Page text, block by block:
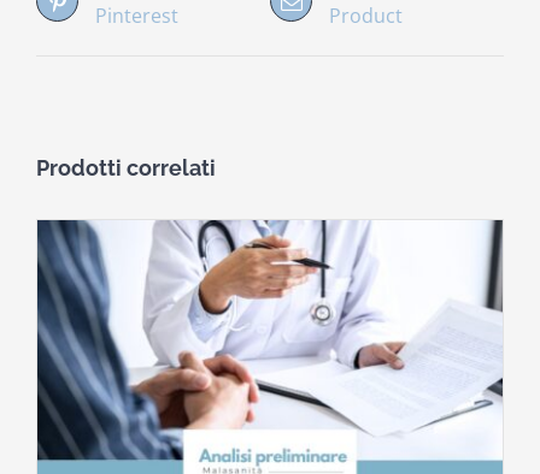
Pinterest Product
Prodotti correlati